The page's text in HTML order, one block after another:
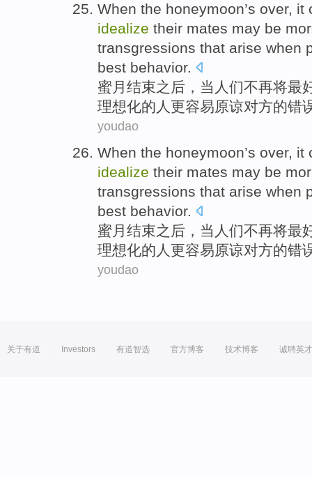
When the honeymoon’s over, it
idealize their mates may be
transgressions that arise when
best behavior.
蜜月 结束之后 ， 当 人们不再将最
理想化的 人 更容易原谅对方的错
youdao
When the honeymoon’s over, it
idealize their mates may be
transgressions that arise when
best behavior.
蜜月 结束之后 ， 当 人们不再将最
理想化的 人 更容易原谅对方的错
youdao
关于有道 Investors 有道智选 官方博客 技术博客 诚聘英才